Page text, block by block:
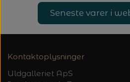
Seneste varer i
Kontaktoplysninger
Uldgalleriet ApS